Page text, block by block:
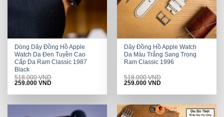
Dòng Dây Đồng Hồ Apple
Watch Da Đen Tuyền Cao
Cấp Da Ram Classic 1987
Black
518.000VND
Original
was:
259.000VNDCurrent
is:
Dây Đồng Hồ Apple Watch
Da Màu Trắng Sang Trọng
Ram Classic 1996
518.000VND
Original
was:
259.000VNDCurrent
is: